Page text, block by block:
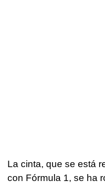
La cinta, que se está
con Fórmula 1, se ha